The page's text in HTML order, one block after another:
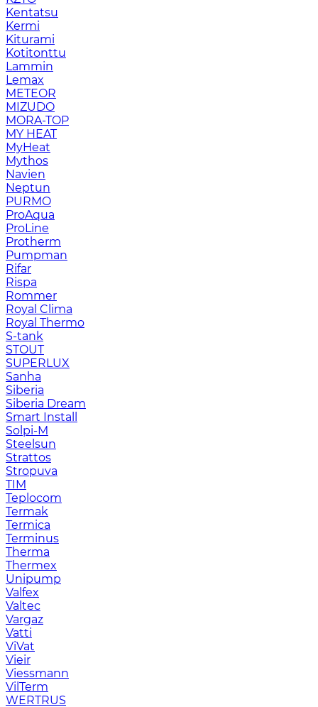
Kentatsu
Kermi
Kiturami
Kotitonttu
Lammin
Lemax
METEOR
MIZUDO
MORA-TOP
MY HEAT
MyHeat
Mythos
Navien
Neptun
PURMO
ProAqua
ProLine
Protherm
Pumpman
Rifar
Rispa
Rommer
Royal Clima
Royal Thermo
S-tank
STOUT
SUPERLUX
Sanha
Siberia
Siberia Dream
Smart Install
Solpi-M
Steelsun
Strattos
Stropuva
TIM
Teplocom
Termak
Termica
Terminus
Therma
Thermex
Unipump
Valfex
Valtec
Vargaz
Vatti
ViVat
Vieir
Viessmann
VilTerm
WERTRUS